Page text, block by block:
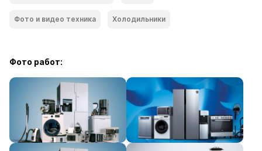
Фото и видео техника Холодильники
Фото работ: